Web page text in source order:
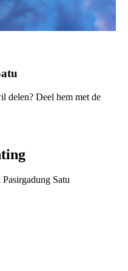
delen? Deel hem met de
Satu